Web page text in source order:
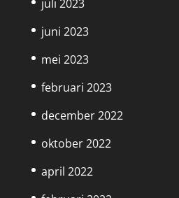
juli 2023
juni 2023
mei 2023
februari 2023
december 2022
oktober 2022
april 2022